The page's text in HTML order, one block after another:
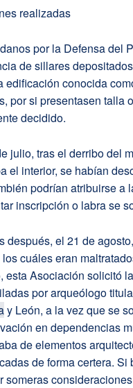
realizadas
por la Defensa del
de sillares
edificación conocida
por si presentasen talla o
decidido.
julio, tras el derribo del
el interior, se habían
podrían atribuirse a
inscripción o labra se
después, el 21 de
los cuáles eran
esta Asociación solicitó
por arqueólogo
y León, a la vez que se
en dependencias
de elementos
de forma certera.
someras